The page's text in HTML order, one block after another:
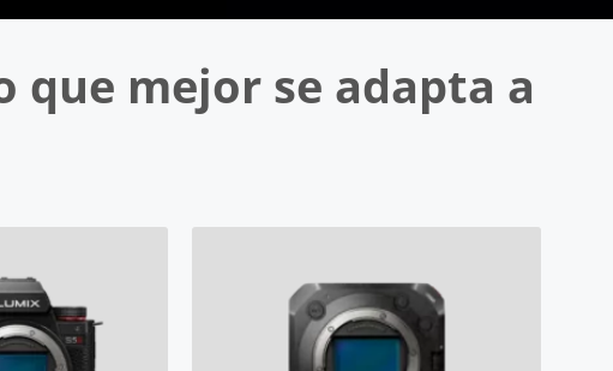
que mejor se adapta a